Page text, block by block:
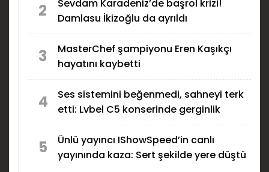
2
Sevdam Karadeniz’de başrol krizi!
Damlasu İkizoğlu da ayrıldı
3
MasterChef şampiyonu Eren Kaşıkçı
hayatını kaybetti
4
Ses sistemini beğenmedi, sahneyi terk
etti: Lvbel C5 konserinde gerginlik
5
Ünlü yayıncı IShowSpeed’in canlı
yayınında kaza: Sert şekilde yere düştü